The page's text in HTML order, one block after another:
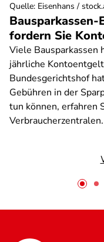
fordern Sie
Viele Bausparkassen
jährliche
Bundesgerichtshof
Gebühren in der
tun können, erfahren
Verbraucherzentralen.
Quelle: Eisenhans /